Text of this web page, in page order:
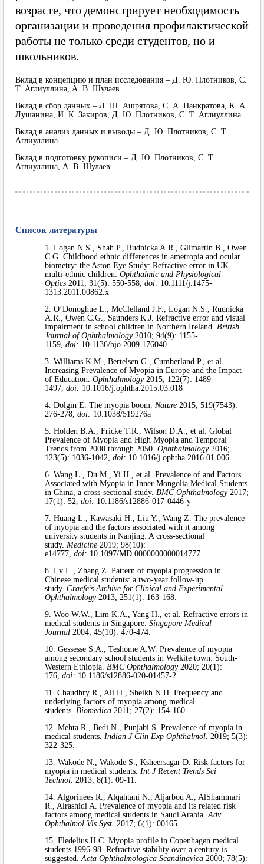
возрасте, что демонстрирует необходимость
организации и проведения профилактической
работы не только среди студентов, но и
школьников.
Вклад в концепцию и план исследования – Д. Ю. Плотников, С.
Т. Аглиуллина, А. В. Шулаев.
Вклад в сбор данных – Л. Ш. Ашрятова, С. А. Панкратова, К. А.
Лушанина, И. К. Закиров, Д. Ю. Плотников, С. Т. Аглиуллина.
Вклад в анализ данных и выводы – Д. Ю. Плотников, С. Т.
Аглиуллина.
Вклад в подготовку рукописи – Д. Ю. Плотников, С. Т.
Аглиуллина, А. В. Шулаев.
Список литературы
1. Logan N.S., Shah P., Rudnicka A.R., Gilmartin B., Owen
C.G. Childhood ethnic differences in ametropia and ocular
biometry: the Aston Eye Study: Refractive error in UK
multi-ethnic children. Ophthalmic and Physiological
Optics 2011; 31(5): 550-558, doi: 10.1111/j.1475-
1313.2011.00862.x
2. O’Donoghue L., McClelland J.F., Logan N.S., Rudnicka
A.R., Owen C.G., Saunders K.J. Refractive error and visual
impairment in school children in Northern Ireland. British
Journal of Ophthalmology2010; 94(9): 1155-
1159, doi: 10.1136/bjo.2009.176040
3. Williams K.M., Bertelsen G., Cumberland P., et al.
Increasing Prevalence of Myopia in Europe and the Impact
of Education. Ophthalmology2015; 122(7): 1489-
1497, doi: 10.1016/j.ophtha.2015.03.018
4. Dolgin E. The myopia boom. Nature 2015; 519(7543):
276-278, doi: 10.1038/519276a
5. Holden B.A., Fricke T.R., Wilson D.A., et al. Global
Prevalence of Myopia and High Myopia and Temporal
Trends from 2000 through 2050. Ophthalmology2016;
123(5): 1036-1042, doi: 10.1016/j.ophtha.2016.01.006
6. Wang L., Du M., Yi H., et al. Prevalence of and Factors
Associated with Myopia in Inner Mongolia Medical Students
in China, a cross-sectional study. BMC Ophthalmology2017;
17(1): 52, doi: 10.1186/s12886-017-0446-y
7. Huang L., Kawasaki H., Liu Y., Wang Z. The prevalence
of myopia and the factors associated with it among
university students in Nanjing: A cross-sectional
study. Medicine 2019; 98(10):
e14777, doi: 10.1097/MD.0000000000014777
8. Lv L., Zhang Z. Pattern of myopia progression in
Chinese medical students: a two-year follow-up
study. Graefe’s Archive for Clinical and Experimental
Ophthalmology2013; 251(1): 163-168.
9. Woo W.W., Lim K.A., Yang H., et al. Refractive errors in
medical students in Singapore. Singapore Medical
Journal 2004; 45(10): 470-474.
10. Gessesse S.A., Teshome A.W. Prevalence of myopia
among secondary school students in Welkite town: South-
Western Ethiopia. BMC Ophthalmology2020; 20(1):
176, doi: 10.1186/s12886-020-01457-2
11. Chaudhry R., Ali H., Sheikh N.H. Frequency and
underlying factors of myopia among medical
students. Biomedica 2011; 27(2): 154-160.
12. Mehta R., Bedi N., Punjabi S. Prevalence of myopia in
medical students. Indian J Clin Exp Ophthalmol. 2019; 5(3):
322-325.
13. Wakode N., Wakode S., Ksheersagar D. Risk factors for
myopia in medical students. Int J Recent Trends Sci
Technol. 2013; 8(1): 09-11.
14. Algorinees R., Alqahtani N., Aljarbou A., AlShammari
R., Alrashidi A. Prevalence of myopia and its related risk
factors among medical students in Saudi Arabia. Adv
Ophthalmol Vis Syst. 2017; 6(1): 00165.
15. Fledelius H.C. Myopia profile in Copenhagen medical
students 1996-98. Refractive stability over a century is
suggested. Acta Ophthalmologica Scandinavica 2000; 78(5):